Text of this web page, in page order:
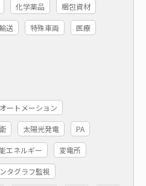
化学薬品 梱包資材
送 特殊車両 医療
ートメーション
太陽光発電 PA
エネルギー 変電所
タグラフ監視